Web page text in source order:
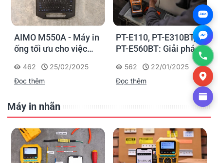
AIMO M550A - Máy in
ống tối ưu cho việc
nhận diện cáp điện,
cáp mạng
462
25/02/2025
Đọc thêm
PT-E110, PT-E310BT,
PT-E560BT: Giải pháp
in nhãn cầm tay công
nghiệp của Brother
562
22/01/2025
Đọc thêm
Máy in nhãn
Zalo